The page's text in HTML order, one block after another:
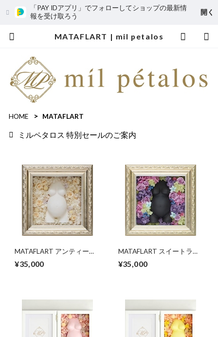
「PAY IDアプリ」でフォローしてショップの最新情
報を受け取ろう
開く
MATAFLART | mil petalos
HOME MATAFLART
ミルペタロス 特別セールのご案内
MATAFLART アンティーク
¥35,000
MATAFLART スイートラベ
¥35,000